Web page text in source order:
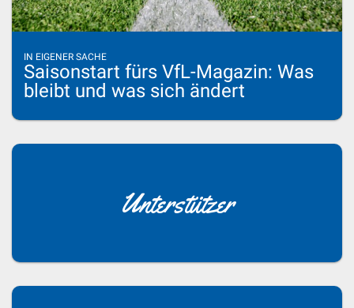
IN EIGENER SACHE
Saisonstart fürs VfL-Magazin: Was
bleibt und was sich ändert
Unterstützer